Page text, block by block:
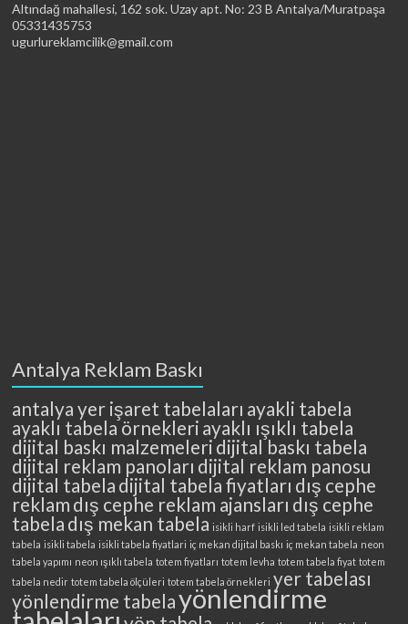
Altındağ mahallesi, 162 sok. Uzay apt. No: 23 B Antalya/Muratpaşa
05331435753
ugurlureklamcilik@gmail.com
Antalya Reklam Baskı
antalya yer işaret tabelaları ayakli tabela
ayaklı tabela örnekleri ayaklı ışıklı tabela
dijital baskı malzemeleridijital baskı tabela
dijital reklam panoları dijital reklam panosu
dijital tabela dijital tabela fiyatları dış cephe
reklam dış cephe reklam ajansları dış cephe
tabela dış mekan tabela isikli harf isikli led tabela isikli reklam
tabela isikli tabela isikli tabela fiyatlari iç mekan dijital baskı iç mekan tabela neon
tabela yapımı neon ışıklı tabela totem fiyatları totem levha totem tabela fiyat totem
tabela nedir totem tabela ölçüleri totem tabela örnekleri yer tabelası
yönlendirme tabelayönlendirme